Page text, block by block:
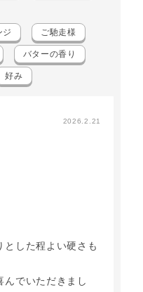
ジ ご馳走様
バターの香り
好み
2026.2.21
とした程よい硬さも
んでいただきまし